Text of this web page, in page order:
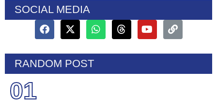
SOCIAL MEDIA
RANDOM POST
01